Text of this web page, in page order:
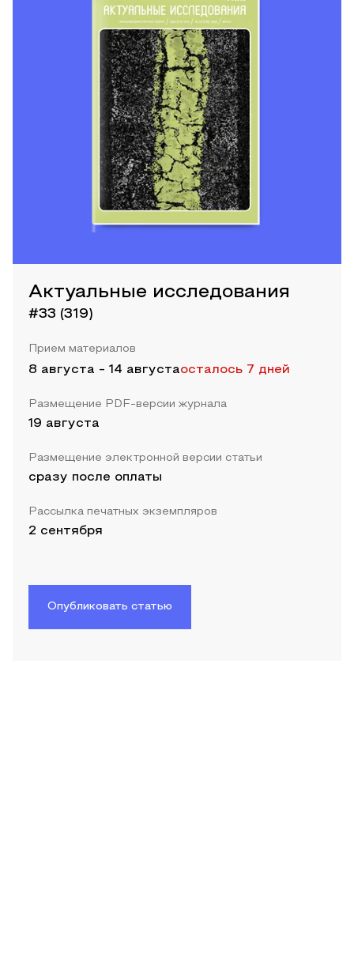
Актуальные исследования
#33 (319)
Прием материалов
8 августа - 14 августаосталось 7 дней
Размещение PDF-версии журнала
19 августа
Размещение электронной версии статьи
сразу после оплаты
Рассылка печатных экземпляров
2 сентября
Опубликовать статью